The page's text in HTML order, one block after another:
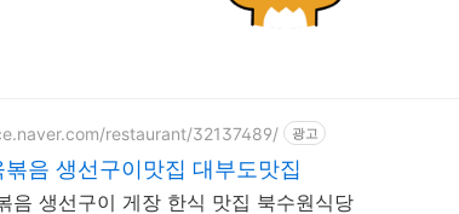
restaurant/32137489/ 광고
음 생선구이맛집 대부도맛집
음 생선구이 게장 한식 맛집 북수원식당